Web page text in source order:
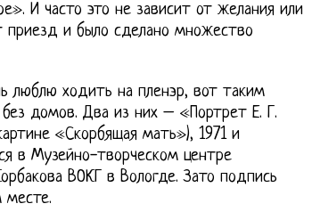
И часто это не зависит от желания или
приезд и было сделано множество
люблю ходить на пленэр, вот таким
домов. Два из них – «Портрет Е. Г.
«Скорбящая мать»), 1971 и
в Музейно-творческом центре
ВОКГ в Вологде. Зато подпись